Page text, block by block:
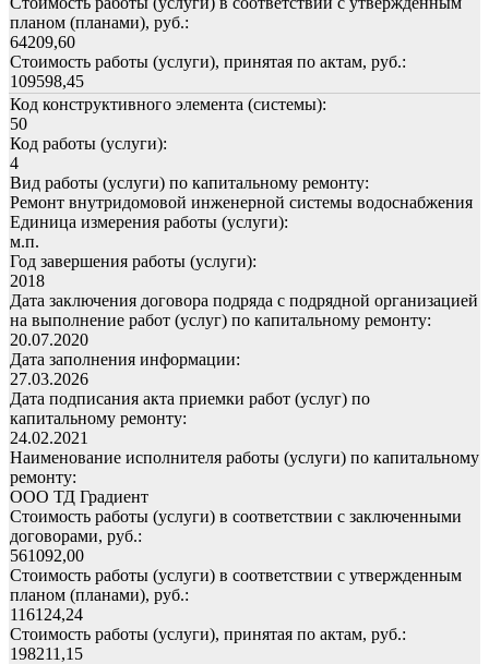
планом (планами), руб.:
64209,60
Стоимость работы (услуги), принятая по актам, руб.:
109598,45
Код конструктивного элемента (системы):
50
Код работы (услуги):
4
Вид работы (услуги) по капитальному ремонту:
Ремонт внутридомовой инженерной системы водоснабжения
Единица измерения работы (услуги):
м.п.
Год завершения работы (услуги):
2018
Дата заключения договора подряда с подрядной организацией
на выполнение работ (услуг) по капитальному ремонту:
20.07.2020
Дата заполнения информации:
27.03.2026
Дата подписания акта приемки работ (услуг) по
капитальному ремонту:
24.02.2021
Наименование исполнителя работы (услуги) по капитальному
ремонту:
ООО ТД Градиент
Стоимость работы (услуги) в соответствии с заключенными
договорами, руб.:
561092,00
Стоимость работы (услуги) в соответствии с утвержденным
планом (планами), руб.:
116124,24
Стоимость работы (услуги), принятая по актам, руб.:
198211,15